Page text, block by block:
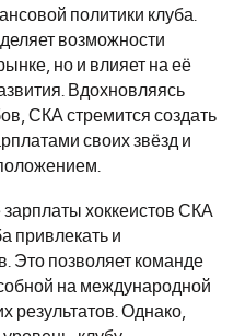
политики клуба.
возможности
но и влияет на её
Вдохновляясь
СКА стремится создать
своих звёзд и
зарплаты хоккеистов СКА
привлекать и
Это позволяет команде
на международной
результатов. Однако,